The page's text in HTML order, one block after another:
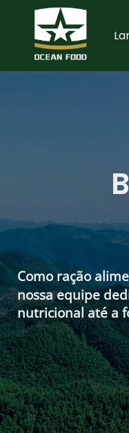
Como ração
nossa equipe
nutricional até a